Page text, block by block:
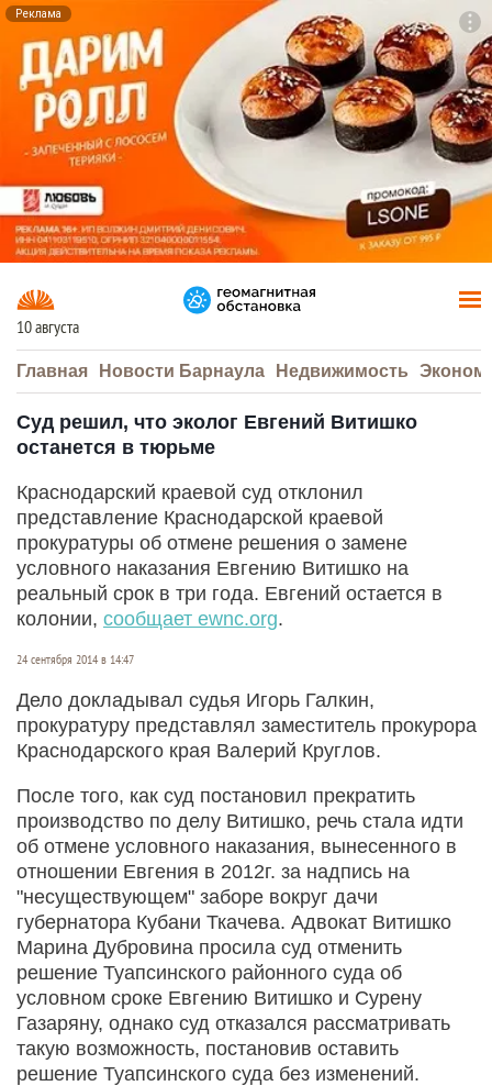
Реклама
10 августа
Главная Новости Барнаула Недвижимость
Суд решил, что эколог Евгений Витишко
останется в тюрьме
Краснодарский краевой суд отклонил
представление Краснодарской краевой
прокуратуры об отмене решения о замене
условного наказания Евгению Витишко на
реальный срок в три года. Евгений остается в
колонии, сообщает ewnc.org.
24 сентября 2014 в 14:47
Дело докладывал судья Игорь Галкин,
прокуратуру представлял заместитель прокурора
Краснодарского края Валерий Круглов.
После того, как суд постановил прекратить
производство по делу Витишко, речь стала идти
об отмене условного наказания, вынесенного в
отношении Евгения в 2012г. за надпись на
"несуществующем" заборе вокруг дачи
губернатора Кубани Ткачева. Адвокат Витишко
Марина Дубровина просила суд отменить
решение Туапсинского районного суда об
условном сроке Евгению Витишко и Сурену
Газаряну, однако суд отказался рассматривать
такую возможность, постановив оставить
решение Туапсинского суда без изменений.